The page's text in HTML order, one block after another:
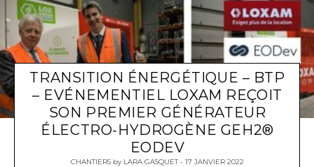
TRANSITION ÉNERGÉTIQUE – BTP
– EVÉNEMENTIEL LOXAM REÇOIT
SON PREMIER GÉNÉRATEUR
ÉLECTRO-HYDROGÈNE GEH2®
EODEV
CHANTIERS by LARA GASQUET 17 JANVIER 2022